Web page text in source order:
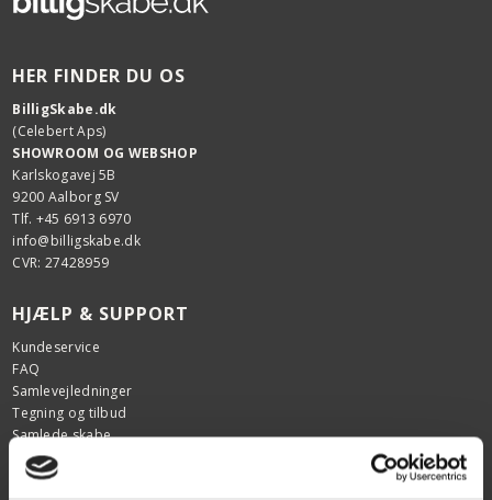
HER FINDER DU OS
BilligSkabe.dk
(Celebert Aps)
SHOWROOM OG WEBSHOP
Karlskogavej 5B
9200 Aalborg SV
Tlf. +45 6913 6970
info@billigskabe.dk
CVR: 27428959
HJÆLP & SUPPORT
Kundeservice
FAQ
Samlevejledninger
Tegning og tilbud
Samlede skabe
Garanti